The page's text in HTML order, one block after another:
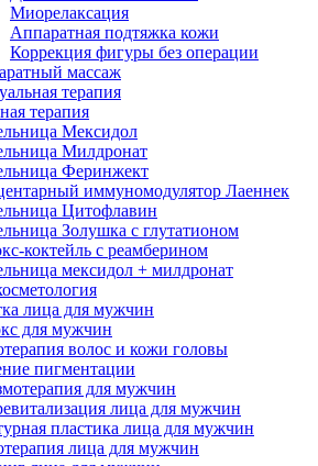
Миорелаксация
Аппаратная подтяжка кожи
Коррекция фигуры без операции
массаж
терапия
терапия
Мексидол
Милдронат
Феринжект
иммуномодулятор Лаеннек
Цитофлавин
Золушка с глутатионом
коктейль с реамберином
мексидол + милдронат
лица для мужчин
для мужчин
волос и кожи головы
пигментации
для мужчин
лица для мужчин
пластика лица для мужчин
лица для мужчин